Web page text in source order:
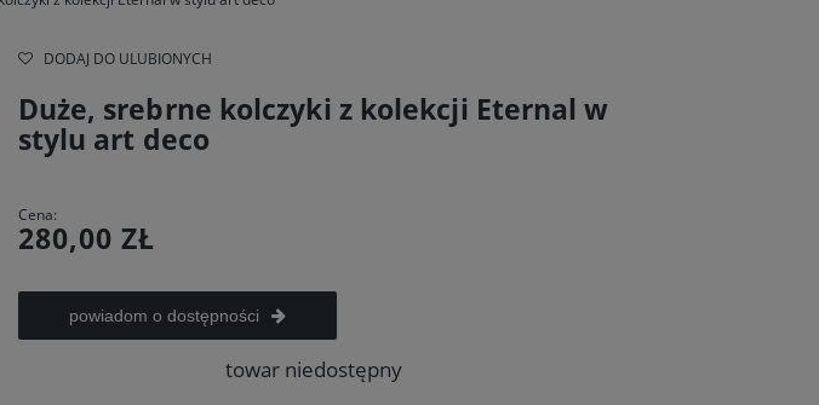
DODAJ DO ULUBIONYCH
Duże, srebrne kolczyki z kolekcji Eternal w
stylu art deco
Cena:
280,00 ZŁ
powiadom o dostępności
towar niedostępny